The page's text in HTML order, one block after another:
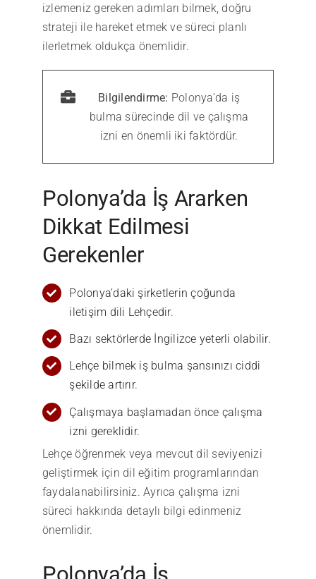
izlemeniz gereken adımları bilmek, doğru
strateji ile hareket etmek ve süreci planlı
ilerletmek oldukça önemlidir.
Bilgilendirme: Polonya’da iş
bulma sürecinde dil ve çalışma
izni en önemli iki faktördür.
Polonya’da İş Ararken
Dikkat Edilmesi
Gerekenler
Polonya’daki şirketlerin çoğunda
iletişim dili Lehçedir.
Bazı sektörlerde İngilizce yeterli olabilir.
Lehçe bilmek iş bulma şansınızı ciddi
şekilde artırır.
Çalışmaya başlamadan önce çalışma
izni gereklidir.
Lehçe öğrenmek veya mevcut dil seviyenizi
geliştirmek için dil eğitim programlarından
faydalanabilirsiniz. Ayrıca çalışma izni
süreci hakkında detaylı bilgi edinmeniz
önemlidir.